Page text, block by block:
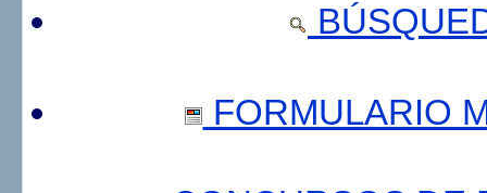
FORMULARIO